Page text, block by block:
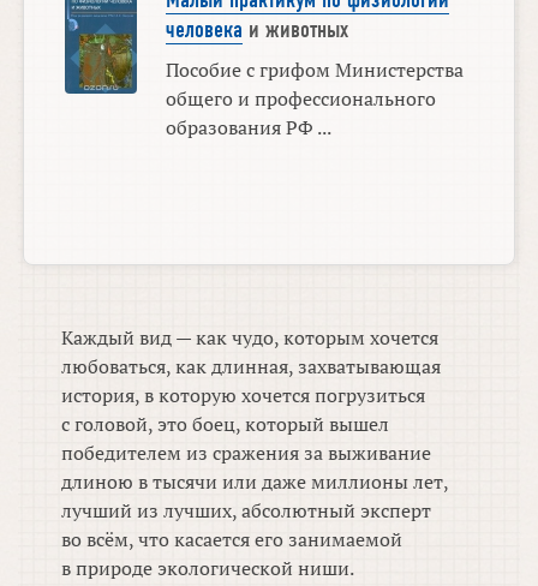
человека и животных
Пособие с грифом Министерства
общего и профессионального
образования РФ ...
Каждый вид — как чудо, которым хочется
любоваться, как длинная, захватывающая
история, в которую хочется погрузиться
с головой, это боец, который вышел
победителем из сражения за выживание
длиною в тысячи или даже миллионы лет,
лучший из лучших, абсолютный эксперт
во всём, что касается его занимаемой
в природе экологической ниши.